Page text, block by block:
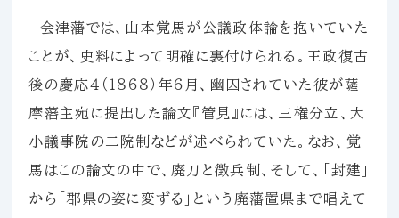
会津藩では、山本覚馬が公議政体論を抱いていた
ことが、史料によって明確に裏付けられる。王政復古
後の慶応４（１８６８）年６月、幽囚されていた彼が薩
摩藩主宛に提出した論文『管見』には、三権分立、大
小議事院の二院制などが述べられていた。なお、覚
馬はこの論文の中で、廃刀と徴兵制、そして、「封建」
から「郡県の姿に変ずる」という廃藩置県まで唱えて